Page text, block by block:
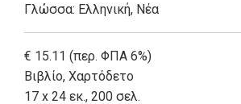
Γλώσσα: Ελληνική, Νέα
€ 15.11 (περ. ΦΠΑ 6%)
Βιβλίο, Χαρτόδετο
17 x 24 εκ., 200 σελ.